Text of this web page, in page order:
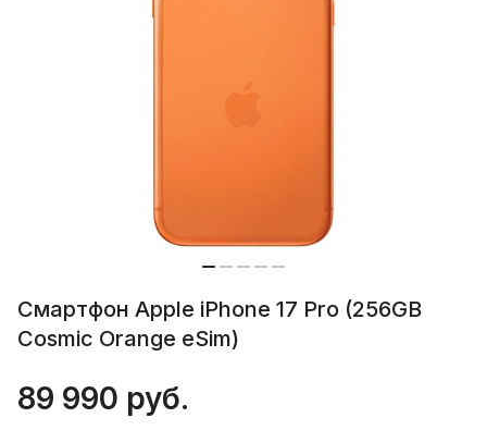
Смартфон Apple iPhone 17 Pro (256GB
Cosmic Orange eSim)
89 990 руб.